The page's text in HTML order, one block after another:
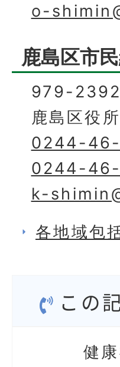
o-
鹿島区市
979-2392
鹿島区役
0244-46-
0244-
k-
各地域包
この
健